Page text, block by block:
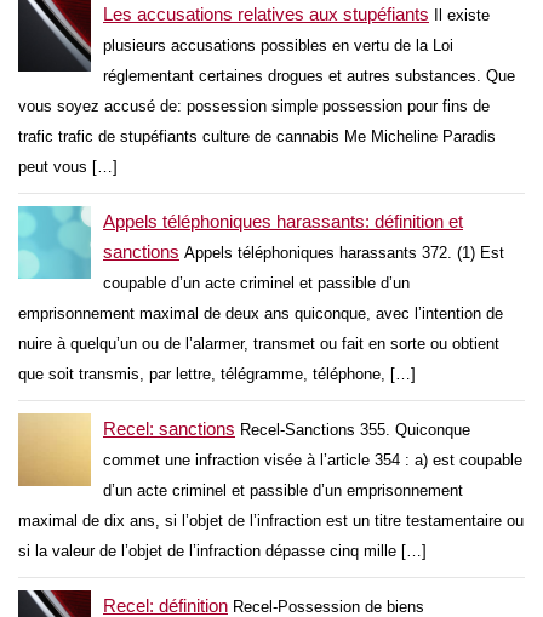
Les accusations relatives aux stupéfiants
Il existe
plusieurs accusations possibles en vertu de la Loi
réglementant certaines drogues et autres substances. Que
vous soyez accusé de: possession simple possession pour fins de
trafic trafic de stupéfiants culture de cannabis Me Micheline Paradis
peut vous […]
Appels téléphoniques harassants: définition et
sanctions Appels téléphoniques harassants 372. (1) Est
coupable d’un acte criminel et passible d’un
emprisonnement maximal de deux ans quiconque, avec l’intention de
nuire à quelqu’un ou de l’alarmer, transmet ou fait en sorte ou obtient
que soit transmis, par lettre, télégramme, téléphone, […]
Recel: sanctions Recel-Sanctions 355. Quiconque
commet une infraction visée à l’article 354 : a) est coupable
d’un acte criminel et passible d’un emprisonnement
maximal de dix ans, si l’objet de l’infraction est un titre testamentaire ou
si la valeur de l’objet de l’infraction dépasse cinq mille […]
Recel: définition Recel-Possession de biens